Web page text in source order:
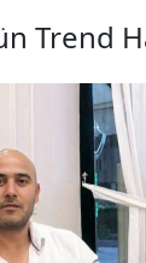
Trend
/ 02:14